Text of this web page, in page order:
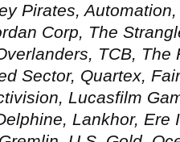
Pirates,
Corp, The
TCB, The
Sector, Quartex,
Lucasfilm
Lankhor, Ere